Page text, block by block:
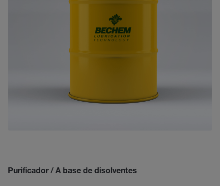
Purificador / A base de disolventes